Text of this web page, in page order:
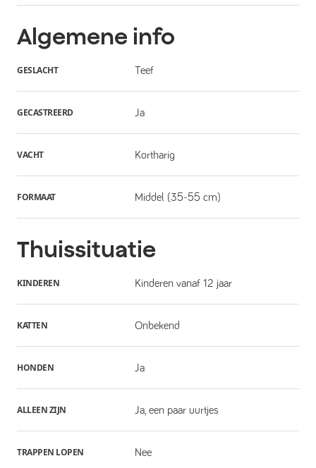
Algemene info
GESLACHT Teef
GECASTREERD Ja
VACHT Kortharig
FORMAAT Middel (35-55 cm)
Thuissituatie
KINDEREN Kinderen vanaf 12 jaar
KATTEN Onbekend
HONDEN Ja
ALLEEN ZIJN Ja, een paar uurtjes
TRAPPEN LOPEN Nee